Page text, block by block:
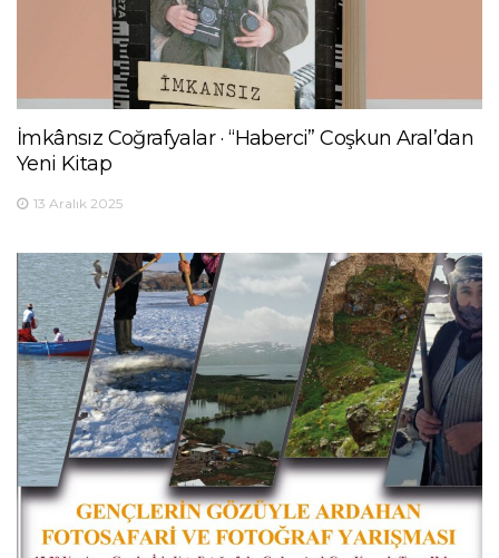
İmkânsız Coğrafyalar · “Haberci” Coşkun Aral’dan
Yeni Kitap
13 Aralık 2025